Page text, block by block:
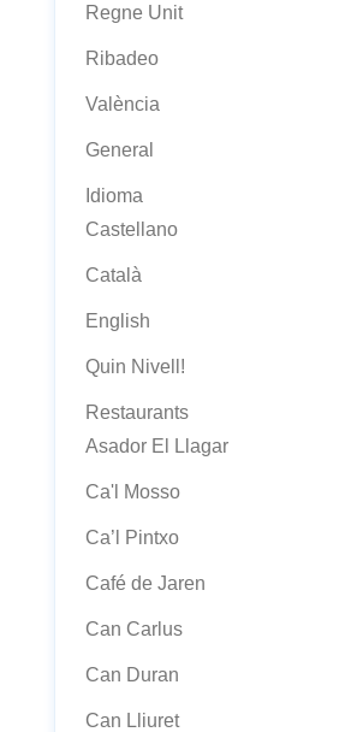
Regne Unit
Ribadeo
València
General
Idioma
Castellano
Català
English
Quin Nivell!
Restaurants
Asador El Llagar
Ca'l Mosso
Ca’l Pintxo
Café de Jaren
Can Carlus
Can Duran
Can Lliuret